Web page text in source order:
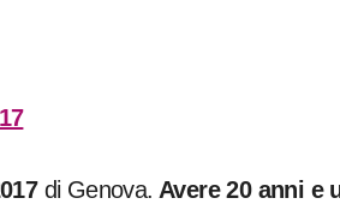
di Genova. Avere 20 anni e